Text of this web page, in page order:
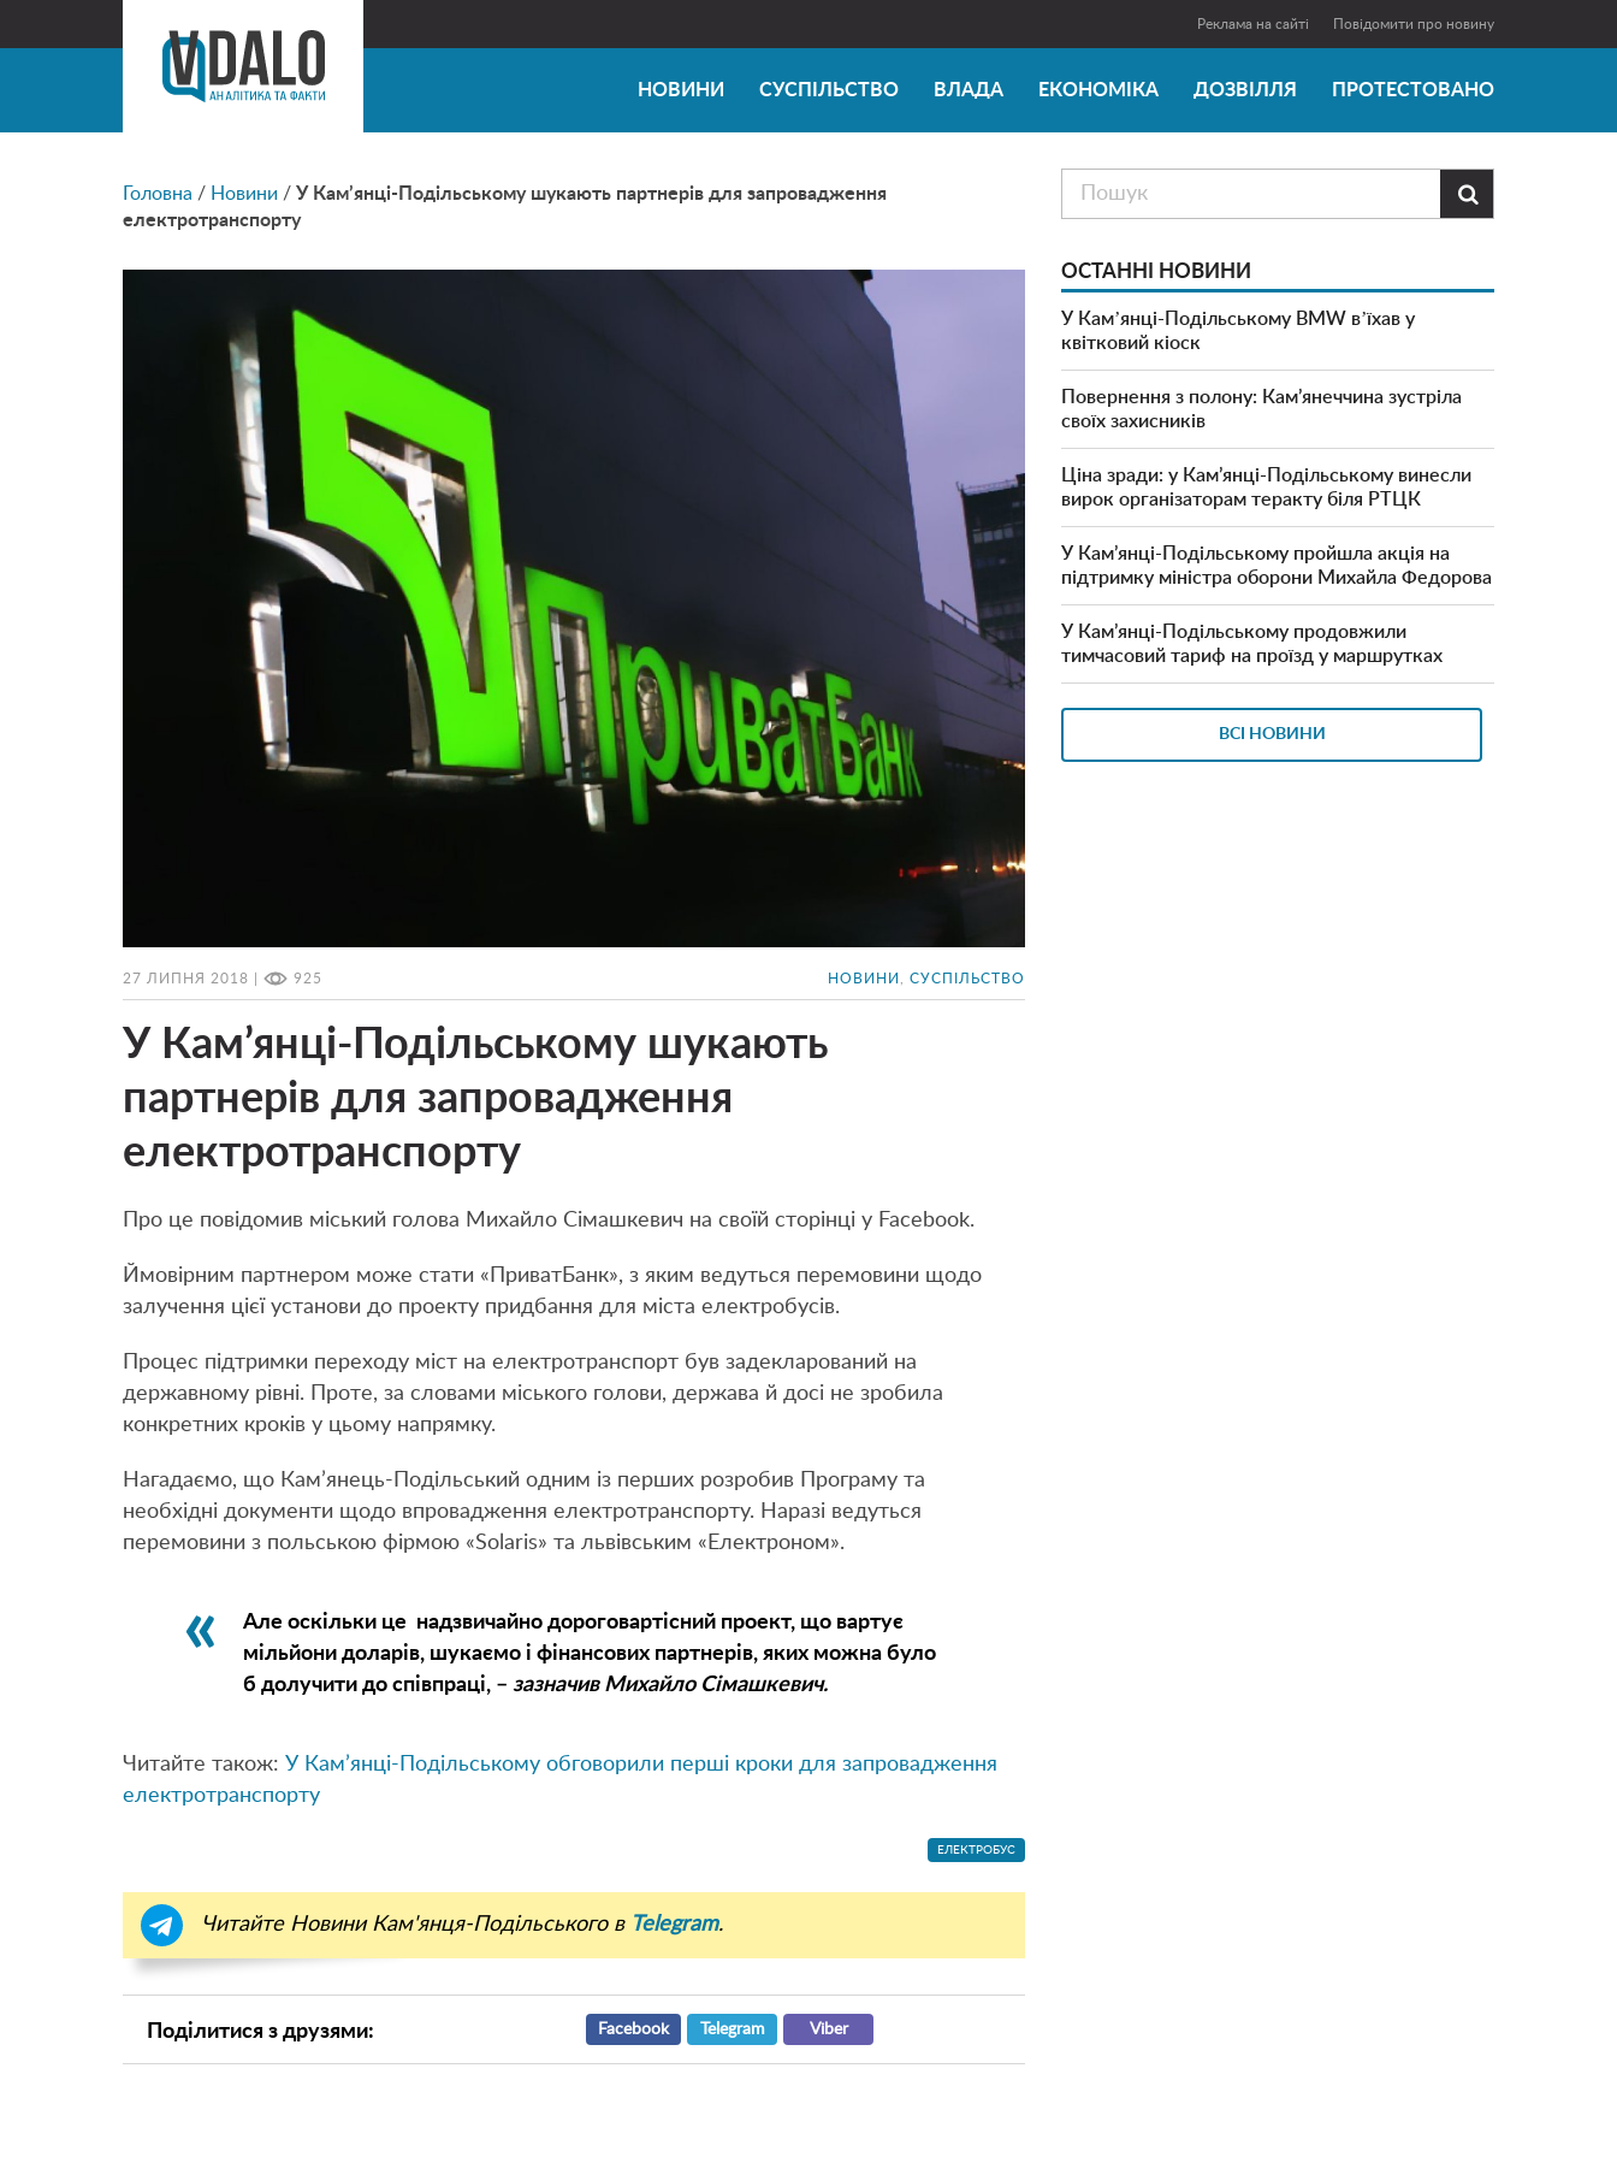
Реклама на сайті Повідомити про новину
НОВИНИ СУСПІЛЬСТВО ВЛАДА ЕКОНОМІКА ДОЗВІЛЛЯ ПРОТЕСТОВАНО
Головна / Новини / У Кам’янці-Подільському шукають партнерів для запровадження
електротранспорту
27 ЛИПНЯ 2018 | 925 НОВИНИ СУСПІЛЬСТВО
У Кам’янці-Подільському шукають
партнерів для запровадження
електротранспорту
Про це повідомив міський голова Михайло Сімашкевич на своїй сторінці у Facebook.
Ймовірним партнером може стати «ПриватБанк», з яким ведуться перемовини щодо
залучення цієї установи до проекту придбання для міста електробусів.
Процес підтримки переходу міст на електротранспорт був задекларований на
державному рівні. Проте, за словами міського голови, держава й досі не зробила
конкретних кроків у цьому напрямку.
Нагадаємо, що Кам’янець-Подільський одним із перших розробив Програму та
необхідні документи щодо впровадження електротранспорту. Наразі ведуться
перемовини з польською фірмою «Solaris» та львівським «Електроном».
Але оскільки це надзвичайно дороговартісний проект, що вартує
мільйони доларів, шукаємо і фінансових партнерів, яких можна було
б долучити до співпраці, – зазначив Михайло Сімашкевич.
Читайте також: У Кам’янці-Подільському обговорили перші кроки для запровадження
електротранспорту
ЕЛЕКТРОБУС
Читайте Новини Кам'янця-Подільського в Telegram.
Поділитися з друзями: Facebook Telegram Viber

ОСТАННІ НОВИНИ
У Камʼянці-Подільському BMW вʼїхав у
квітковий кіоск
Повернення з полону: Кам’янеччина зустріла
своїх захисників
Ціна зради: у Кам’янці-Подільському винесли
вирок організаторам теракту біля РТЦК
У Кам’янці-Подільському пройшла акція на
підтримку міністра оборони Михайла Федорова
У Кам’янці-Подільському продовжили
тимчасовий тариф на проїзд у маршрутках
ВСІ НОВИНИ